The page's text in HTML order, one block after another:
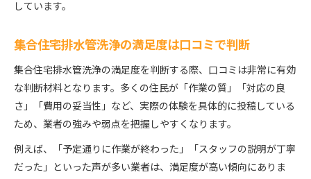
しています。
集合住宅排水管洗浄の満足度は口コミで判断
集合住宅排水管洗浄の満足度を判断する際、口コミは非常に有効
な判断材料となります。多くの住民が「作業の質」「対応の良
さ」「費用の妥当性」など、実際の体験を具体的に投稿している
ため、業者の強みや弱点を把握しやすくなります。
例えば、「予定通りに作業が終わった」「スタッフの説明が丁寧
だった」といった声が多い業者は、満足度が高い傾向にありま